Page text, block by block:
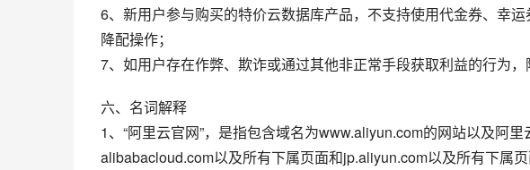
6、新用户参与购买的特价云数据库产品，不支持使用代金券、幸
降配操作；
7、如用户存在作弊、欺诈或通过其他非正常手段获取利益的行为，
六、名词解释
1、“阿里云官网”，是指包含域名为www.aliyun.com的网站以及阿
alibabacloud.com以及所有下属页面和jp.aliyun.com以及所有下属页